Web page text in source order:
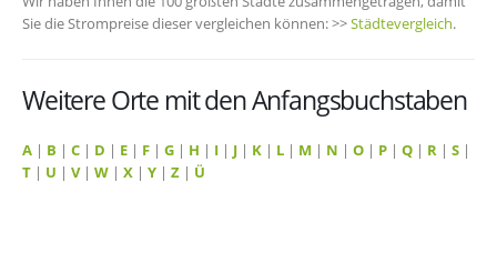
Sie die Strompreise dieser vergleichen können: >>Städtevergleich.
Weitere Orte mit den Anfangsbuchstaben
A | B | C | D | E | F | G | H | I | J | K | L | M | N | O | P | Q | R | S |
T | U | V| W | X | Y | Z | Ü